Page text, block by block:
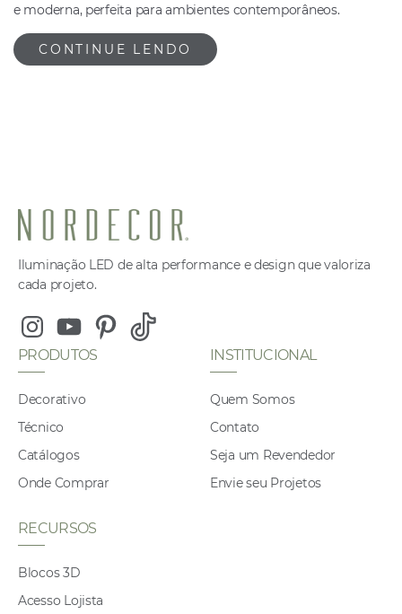
e moderna, perfeita para ambientes contemporâneos.
CONTINUE LENDO
Iluminação LED de alta performance e design que valoriza
cada projeto.
InstagramYoutubePinterest
Tiktok
PRODUTOS
Decorativo
Técnico
Catálogos
Onde Comprar
INSTITUCIONAL
Quem Somos
Contato
Seja um Revendedor
Envie seu Projetos
RECURSOS
Blocos 3D
Acesso Lojista